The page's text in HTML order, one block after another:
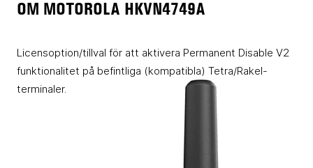
OM MOTOROLA HKVN4749A
Licensoption/tillval för att aktivera Permanent Disable V2
funktionalitet på befintliga (kompatibla) Tetra/Rakel-
terminaler.